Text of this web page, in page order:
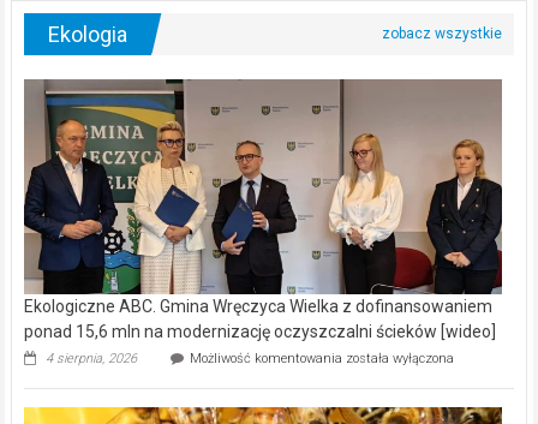
Ekologia
Ekologiczne ABC. Gmina Wręczyca Wielka z dofinansowaniem
ponad 15,6 mln na modernizację oczyszczalni ścieków [wideo]
4 sierpnia, 2026 Możliwość komentowania Ekologiczne
Wręczyca
została wyłączona